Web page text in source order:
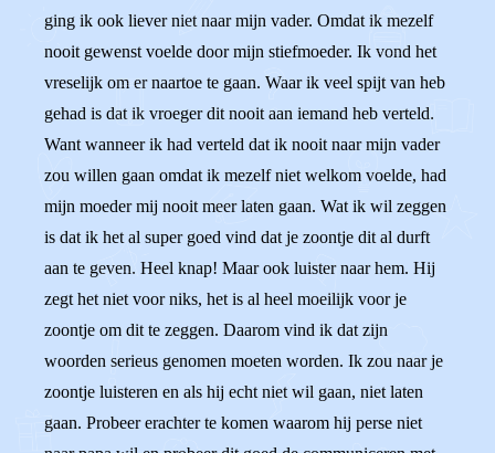
ging ik ook liever niet naar mijn vader. Omdat ik mezelf
nooit gewenst voelde door mijn stiefmoeder. Ik vond het
vreselijk om er naartoe te gaan. Waar ik veel spijt van heb
gehad is dat ik vroeger dit nooit aan iemand heb verteld.
Want wanneer ik had verteld dat ik nooit naar mijn vader
zou willen gaan omdat ik mezelf niet welkom voelde, had
mijn moeder mij nooit meer laten gaan. Wat ik wil zeggen
is dat ik het al super goed vind dat je zoontje dit al durft
aan te geven. Heel knap! Maar ook luister naar hem. Hij
zegt het niet voor niks, het is al heel moeilijk voor je
zoontje om dit te zeggen. Daarom vind ik dat zijn
woorden serieus genomen moeten worden. Ik zou naar je
zoontje luisteren en als hij echt niet wil gaan, niet laten
gaan. Probeer erachter te komen waarom hij perse niet